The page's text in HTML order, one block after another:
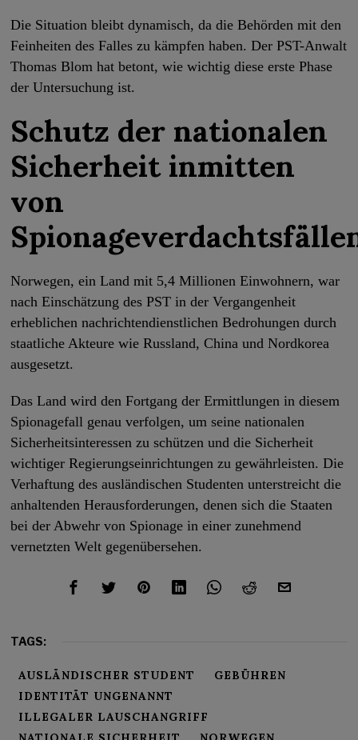
Die Situation bleibt dynamisch, da die Behörden mit den
Feinheiten des Falles zu kämpfen haben. Der PST-Anwalt
Thomas Blom hat betont, wie wichtig diese erste Phase
der Untersuchung ist.
Schutz der nationalen
Sicherheit inmitten
von
Norwegen, ein Land mit 5,4 Millionen Einwohnern, war
nach Einschätzung des PST in der Vergangenheit
erheblichen nachrichtendienstlichen Bedrohungen durch
staatliche Akteure wie Russland, China und Nordkorea
ausgesetzt.
Das Land wird den Fortgang der Ermittlungen in diesem
Spionagefall genau verfolgen, um seine nationalen
Sicherheitsinteressen zu schützen und die Sicherheit
wichtiger Regierungseinrichtungen zu gewährleisten. Die
Verhaftung des ausländischen Studenten unterstreicht die
anhaltenden Herausforderungen, denen sich die Staaten
bei der Abwehr von Spionage in einer zunehmend
vernetzten Welt gegenübersehen.
TAGS:
AUSLÄNDISCHER STUDENT
GEBÜHREN
IDENTITÄT UNGENANNT
ILLEGALER LAUSCHANGRIFF